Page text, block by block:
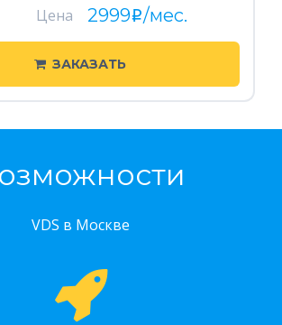
Цена
2999i/мес.
ЗАКАЗАТЬ
VDS в Москве